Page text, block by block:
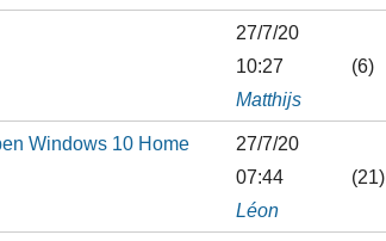
27/7/20
10:27
Matthijs
(6)
Windows 10 Home
27/7/20
07:44
Léon
(21)